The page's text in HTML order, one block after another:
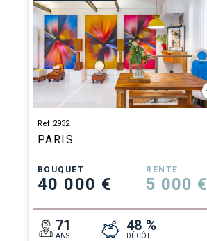
Ref 2932
PARIS
BOUQUET
40 000 €
RENTE
5 000 €
71
ANS
48 %
DÉCÔTE